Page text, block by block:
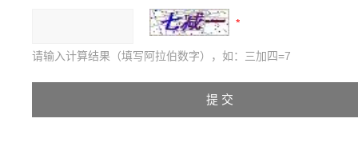
请输入计算结果（填写阿拉伯数字），如：三加四=7